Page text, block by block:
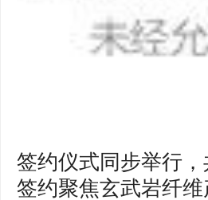
签约仪式同步举行
签约聚焦玄武岩纤